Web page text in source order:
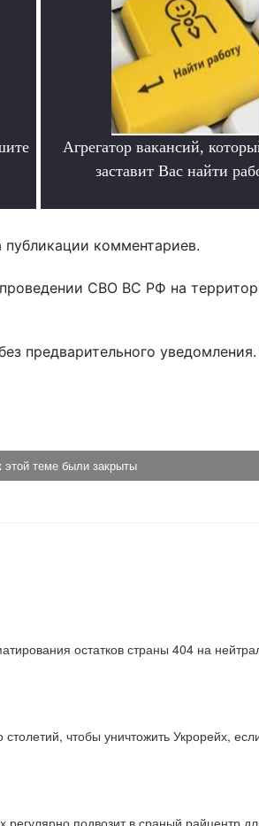
Агрегатор вакансий,
заставит Вас найти
комментариев.
СВО ВС РФ на
предварительного уведомления.
этой теме были закрыты
остатков страны 404 на
чтобы уничтожить Укрорейх,